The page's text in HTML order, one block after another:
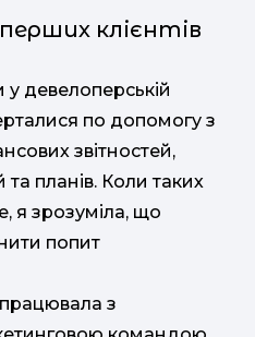
клієнтів
девелоперській
по допомогу з
звітностей,
планів. Коли таких
я зрозуміла, що
попит
з